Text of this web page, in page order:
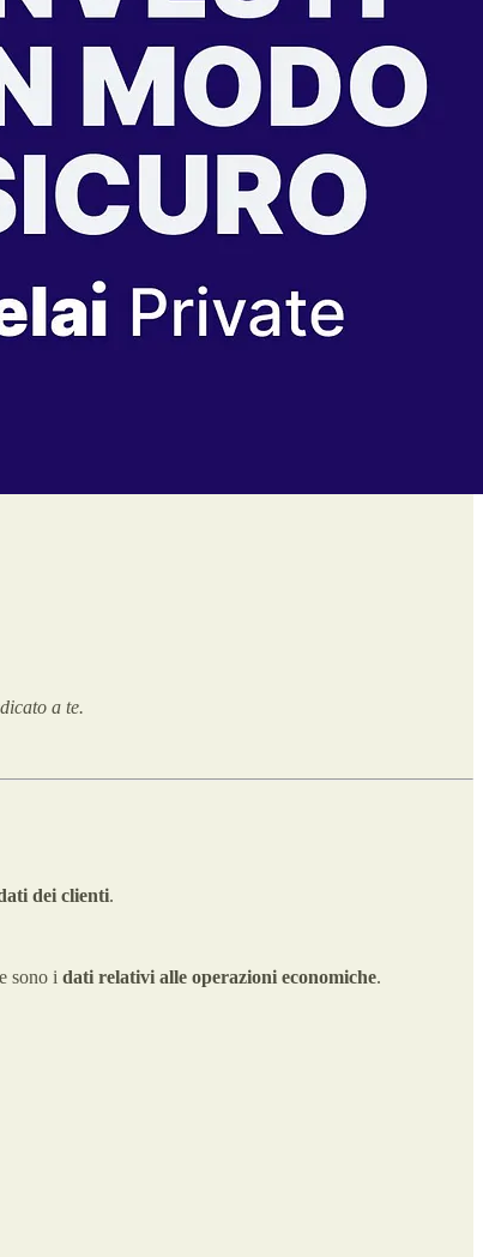
a te.
dei clienti.
sono i dati relativi alle operazioni economiche.